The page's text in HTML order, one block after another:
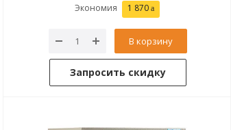
Экономия 1 870
В корзину
Запросить скидку